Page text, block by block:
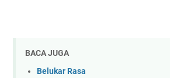
BACA JUGA
Belukar Rasa